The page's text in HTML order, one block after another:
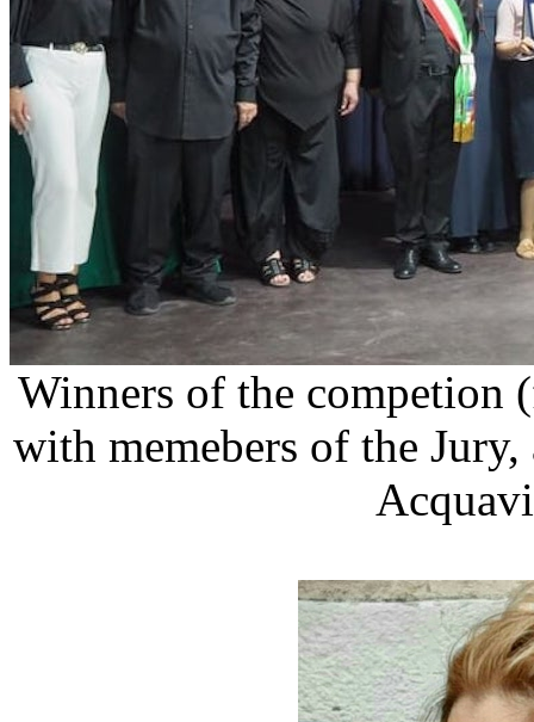
Winners of the competion
with memebers of the